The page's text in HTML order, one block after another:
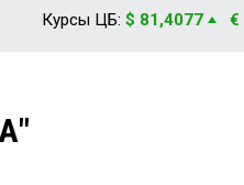
Курсы ЦБ: $ 81,4077 €